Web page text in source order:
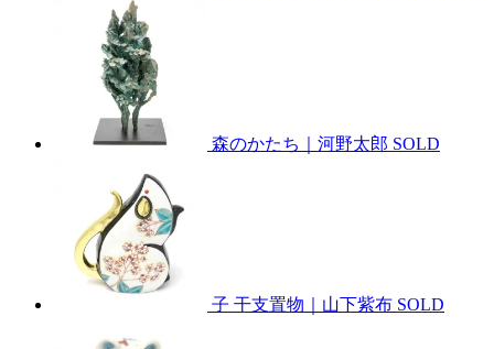
森のかたち｜河野太郎 SOLD
子 干支置物｜山下紫布 SOLD